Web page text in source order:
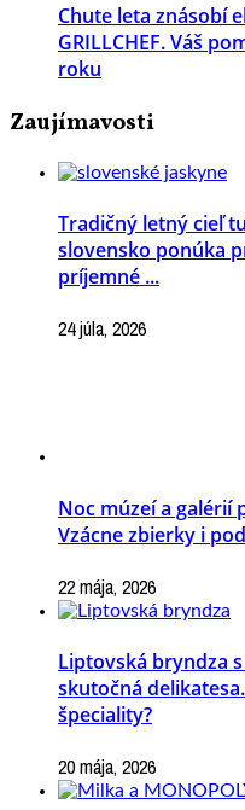
Chute leta znásobí
GRILLCHEF. Váš
roku
Zaujímavosti
Tradičný letný cieľ
slovensko ponúka
príjemné ...
24 júla, 2026
Noc múzeí a galérií
Vzácne zbierky i
22 mája, 2026
Liptovská bryndza
skutočná
špeciality?
20 mája, 2026